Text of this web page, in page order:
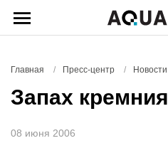
Главная / Пресс-центр / Новости
Запах кремния
08 июня 2006